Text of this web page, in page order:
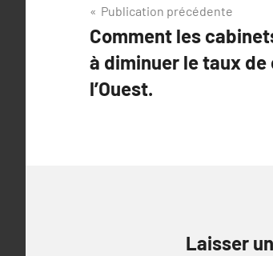
Navigation
de
l’article
Publication précédente
Comment les
à diminuer le taux
l’Ouest.
Laisser